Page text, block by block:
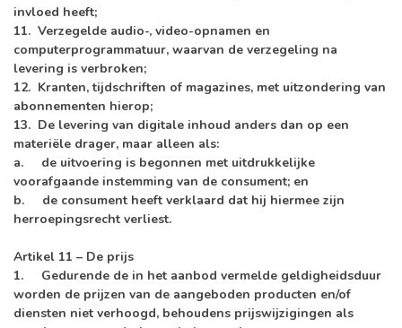
invloed heeft;
11. Verzegelde audio-, video-opnamen en
computerprogrammatuur, waarvan de verzegeling na
levering is verbroken;
12. Kranten, tijdschriften of magazines, met uitzondering van
abonnementen hierop;
13. De levering van digitale inhoud anders dan op een
materiële drager, maar alleen als:
a. de uitvoering is begonnen met uitdrukkelijke
voorafgaande instemming van de consument; en
b. de consument heeft verklaard dat hij hiermee zijn
herroepingsrecht verliest.
Artikel 11 – De prijs
1. Gedurende de in het aanbod vermelde geldigheidsduur
worden de prijzen van de aangeboden producten en/of
diensten niet verhoogd, behoudens prijswijzigingen als